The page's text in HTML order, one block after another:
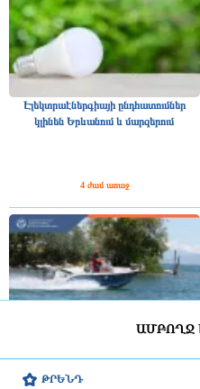
Էլեկտրաէներգիայի ընդհատումներ
կլինեն Երևանում և մարզերում
4 ժամ առաջ
ԱՄԲՈՂՋ
ԹՐԵՆԴ